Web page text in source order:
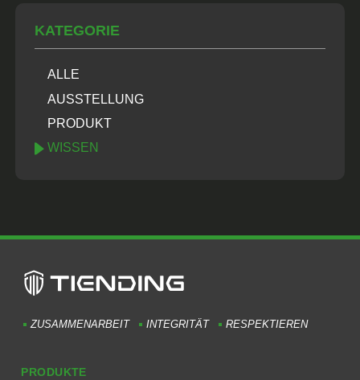
KATEGORIE
ALLE
AUSSTELLUNG
PRODUKT
WISSEN
ZUSAMMENARBEIT INTEGRITÄT RESPEKTIEREN
PRODUKTE